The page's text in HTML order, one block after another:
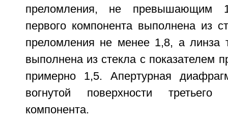
преломления, не превышающим
первого компонента выполнена из
преломления не менее 1,8, а линза
выполнена из стекла с показателем
примерно 1,5. Апертурная
вогнутой поверхности третьего
компонента.